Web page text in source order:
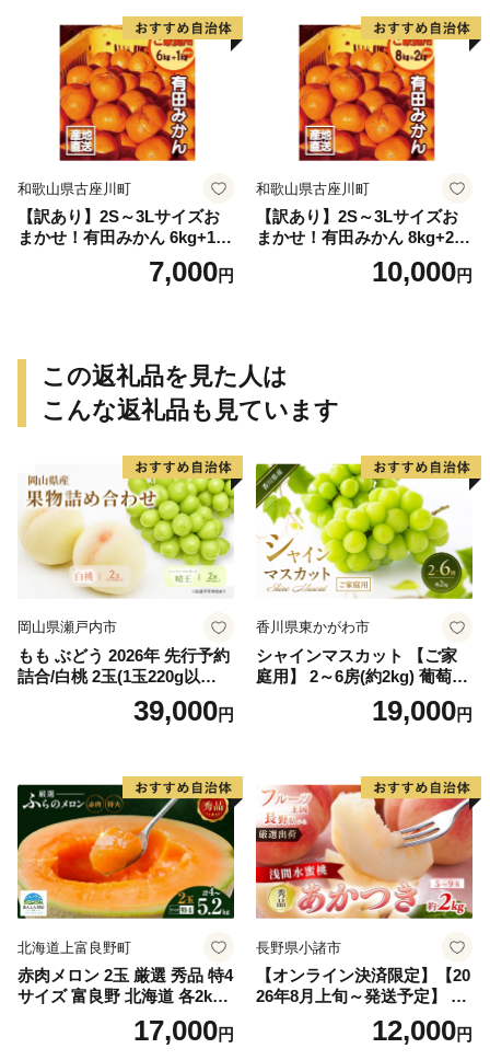
和歌山県古座川町
【訳あり】2S～3Lサイズお
まかせ！有田みかん 6kg+1kg
保証分 11月から12月下旬ま
でに順次発送致します。 / 訳
7,000円
和歌山県古座川町
【訳あり】2S～3Lサイズお
まかせ！有田みかん 8kg+2kg
保証分 11月から12月下旬ま
でに順次発送致します。 / 訳
10,000円
この返礼品を見た人は
こんな返礼品も見ています
岡山県瀬戸内市
もも ぶどう 2026年 先行予約
詰合/白桃 2玉(1玉220g以
上)・シャインマスカット 晴
39,000円
香川県東かがわ市
シャインマスカット 【ご家
庭用】 2～6房(約2kg) 葡萄 ぶ
どう ブドウ フルーツ 果物 く
だもの 果実 旬の果物 旬のフ
19,000円
北海道上富良野町
赤肉メロン 2玉 厳選 秀品 特4
サイズ 富良野 北海道 各2kg
～2.6kg 2玉 セット ファーム
富良野 メロン めろん 果物 く
17,000円
長野県小諸市
【オンライン決済限定】【20
26年8月上旬～発送予定】 先
行予約 「浅間水蜜桃プレミ
アム」 もも あかつき 秀品 約
12,000円